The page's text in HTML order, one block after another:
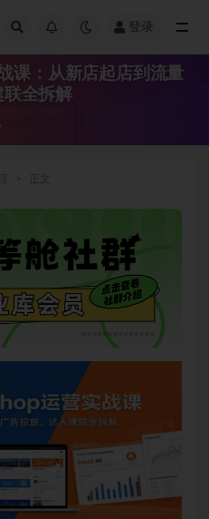
登录
课：从新店起店到流量
联全拆解